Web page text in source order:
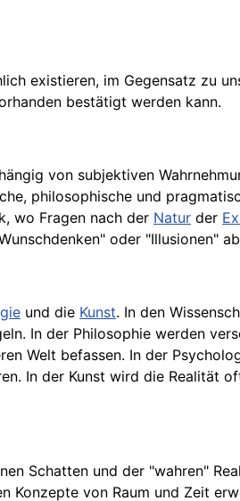
existieren, im Gegensatz zu
bestätigt werden kann.
von subjektiven
philosophische und
wo Fragen nach der Natur der
oder "Illusionen"
und die Kunst. In den
In der Philosophie werden
Welt befassen. In der
In der Kunst wird die Realität
Schatten und der "wahren"
Konzepte von Raum und Zeit